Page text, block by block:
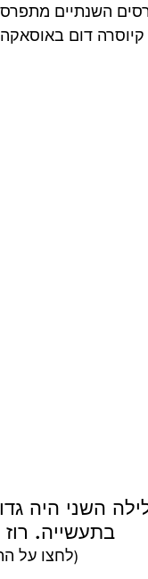
השנתיים
קיוסרה דום
השני היה
בתעשייה.
(לחצו על